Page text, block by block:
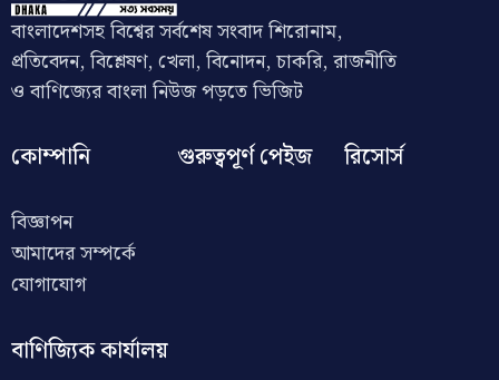
বাংলাদেশসহ বিশ্বের সর্বশেষ সংবাদ শিরোনাম,
প্রতিবেদন, বিশ্লেষণ, খেলা, বিনোদন, চাকরি, রাজনীতি
ও বাণিজ্যের বাংলা নিউজ পড়তে ভিজিট
কোম্পানি
বিজ্ঞাপন
আমাদের সম্পর্কে
যোগাযোগ
গুরুত্বপূর্ণ পেইজ রিসোর্স
বাণিজ্যিক কার্যালয়